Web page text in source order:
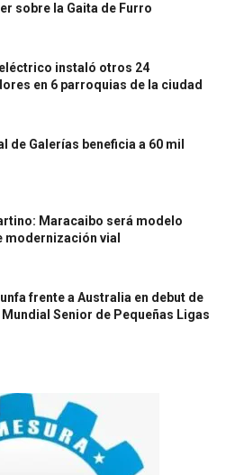
sobre la Gaita de Furro
eléctrico instaló otros 24
en 6 parroquias de la ciudad
de Galerías beneficia a 60 mil
Maracaibo será modelo
modernización vial
frente a Australia en debut de
Senior de Pequeñas Ligas